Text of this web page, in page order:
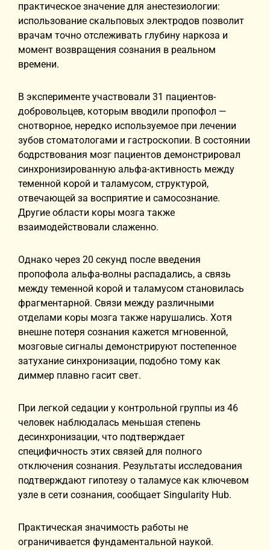
практическое значение для анестезиологии:
использование скальповых электродов позволит
врачам точно отслеживать глубину наркоза и
момент возвращения сознания в реальном
времени.
В эксперименте участвовали 31 пациентов-
добровольцев, которым вводили пропофол —
снотворное, нередко используемое при лечении
зубов стоматологами и гастроскопии. В состоянии
бодрствования мозг пациентов демонстрировал
синхронизированную альфа-активность между
теменной корой и таламусом, структурой,
отвечающей за восприятие и самосознание.
Другие области коры мозга также
взаимодействовали слаженно.
Однако через 20 секунд после введения
пропофола альфа-волны распадались, а связь
между теменной корой и таламусом становилась
фрагментарной. Связи между различными
отделами коры мозга также нарушались. Хотя
внешне потеря сознания кажется мгновенной,
мозговые сигналы демонстрируют постепенное
затухание синхронизации, подобно тому как
диммер плавно гасит свет.
При легкой седации у контрольной группы из 46
человек наблюдалась меньшая степень
десинхронизации, что подтверждает
специфичность этих связей для полного
отключения сознания. Результаты исследования
подтверждают гипотезу о таламусе как ключевом
узле в сети сознания, сообщает Singularity Hub.
Практическая значимость работы не
ограничивается фундаментальной наукой.